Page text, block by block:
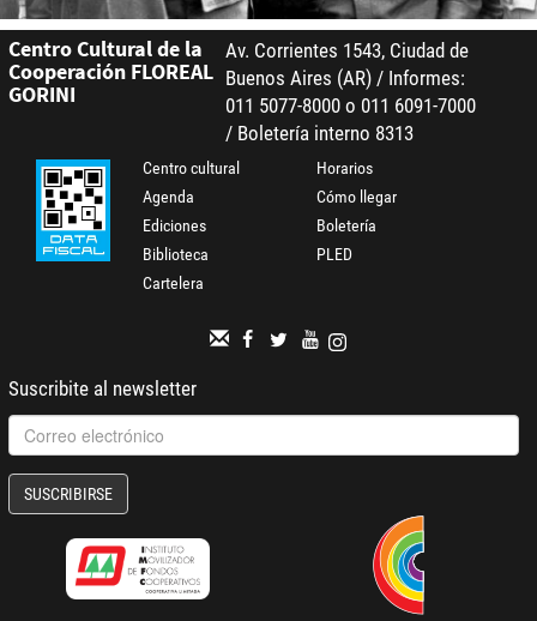
Centro Cultural de la
Cooperación FLOREAL
GORINI
Av. Corrientes 1543, Ciudad de
Buenos Aires (AR) / Informes:
011 5077-8000 o 011 6091-7000
/ Boletería interno 8313
Centro cultural
Agenda
Ediciones
Biblioteca
Cartelera
Horarios
Cómo llegar
Boletería
PLED
Suscribite al newsletter
SUSCRIBIRSE